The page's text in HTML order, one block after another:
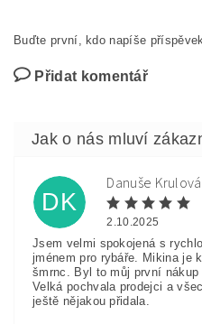
Buďte první, kdo napíše
Přidat komentář
DK
Danuše Krulová
2.10.2025
Jsem velmi spokojená s
jménem pro rybáře. Mikina je
šmrnc. Byl to můj první nákup
Velká pochvala prodejci a
ještě nějakou přidala.